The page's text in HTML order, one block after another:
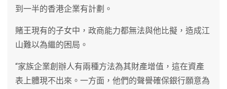
到一半的香港企業有計劃。
賭王現有的子女中，政商能力都無法與他比擬，造成江
山難以為繼的困局。
“家族企業創辦人有兩種方法為其財產增值，這在資產
表上體現不出來。一方面，他們的聲譽確保銀行願意為